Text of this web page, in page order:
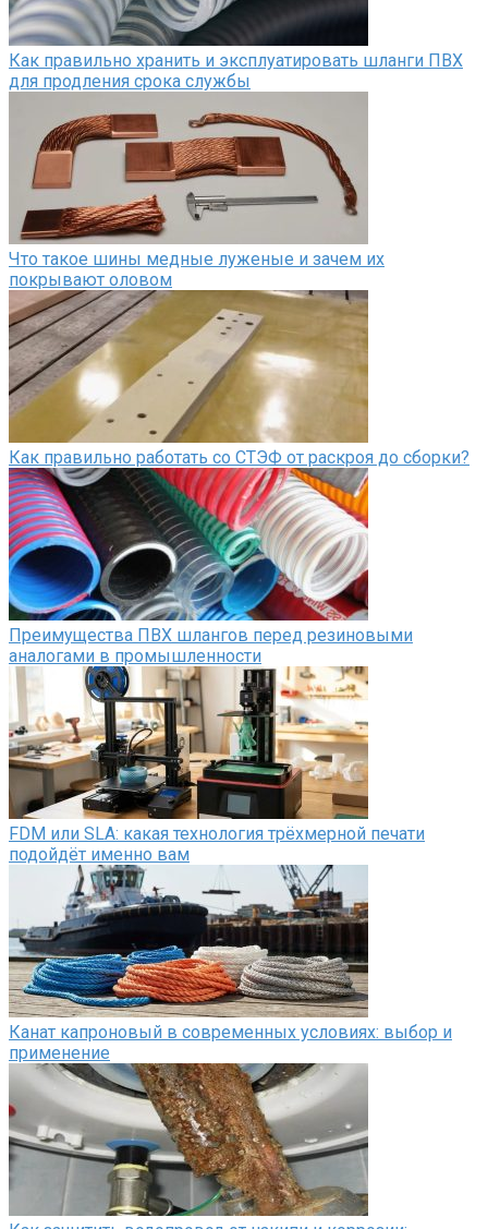
Как правильно хранить и эксплуатировать шланги ПВХ
для продления срока службы
Что такое шины медные луженые и зачем их
покрывают оловом
Как правильно работать со СТЭФ от раскроя до сборки?
Преимущества ПВХ шлангов перед резиновыми
аналогами в промышленности
FDM или SLA: какая технология трёхмерной печати
подойдёт именно вам
Канат капроновый в современных условиях: выбор и
применение